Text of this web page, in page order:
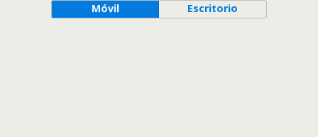
Móvil Escritorio